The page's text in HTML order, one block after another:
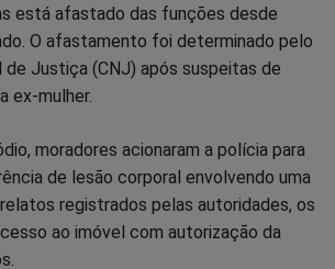
está afastado das funções desde
O afastamento foi determinado pelo
de Justiça (CNJ) após suspeitas de
ex-mulher.
moradores acionaram a polícia para
de lesão corporal envolvendo uma
registrados pelas autoridades, os
ao imóvel com autorização da